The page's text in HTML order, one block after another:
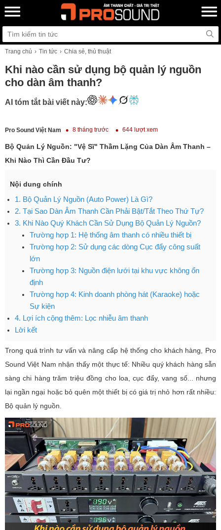
Trang chủ Tin tức Chia sẻ, thủ thuật
Khi nào cần sử dụng bộ quản lý nguồn
cho dàn âm thanh?
AI tóm tắt bài viết này:
Pro Sound Việt Nam 8 tháng trước 644 lượt xem
Bộ Quản Lý Nguồn: "Vệ Sĩ" Thầm Lặng Của Dàn Âm Thanh –
Khi Nào Thì Cần Đầu Tư?
Nội dung chính
1. Bộ Quản Lý Nguồn (Auto Power) Là Gì?
2. Tại Sao Dàn Âm Thanh Cần Phải Bật/Tắt Theo Thứ Tự?
3. Khi Nào Quý Khách Cần Sử Dụng Bộ Quản Lý Nguồn?
Trường hợp 1: Hệ thống âm thanh có nhiều thiết bị
Trường hợp 2: Sử dụng các dòng Cục đẩy công suất
lớn
Trường hợp 3: Nguồn điện lưới tại khu vực không ổn
định
Trường hợp 4: Kinh doanh phòng hát (Karaoke) hoặc
Sự kiện
4. Lợi ích cộng thêm: Lọc nhiễu âm thanh
Lời kết
Trong quá trình tư vấn và nâng cấp hệ thống cho khách hàng, Pro
Sound Việt Nam nhận thấy một thực tế: Nhiều quý khách hàng sẵn
sàng chi hàng trăm triệu đồng cho loa, cục đẩy, vang số... nhưng
lại ngần ngại hoặc bỏ quên một thiết bị có giá trị nhỏ hơn rất nhiều:
Bộ quản lý nguồn.